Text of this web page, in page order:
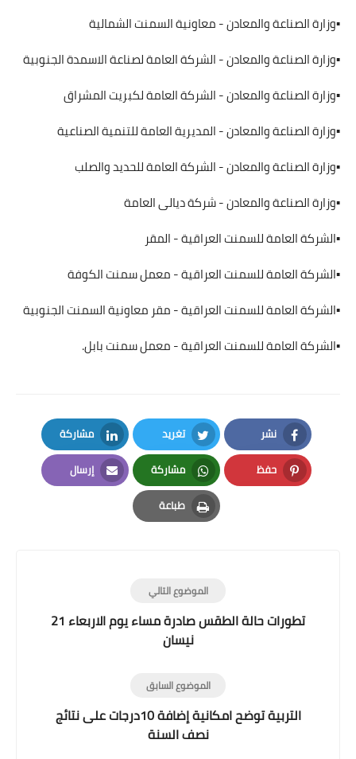
▪️وزارة الصناعة والمعادن - معاونية السمنت الشمالية
▪️وزارة الصناعة والمعادن - الشركة العامة لصناعة الاسمدة الجنوبية
▪️وزارة الصناعة والمعادن - الشركة العامة لكبريت المشراق
▪️وزارة الصناعة والمعادن - المديرية العامة للتنمية الصناعية
▪️وزارة الصناعة والمعادن - الشركة العامة للحديد والصلب
▪️وزارة الصناعة والمعادن - شركة ديالى العامة
▪️الشركة العامة للسمنت العراقية - المقر
▪️الشركة العامة للسمنت العراقية - معمل سمنت الكوفة
▪️الشركة العامة للسمنت العراقية - مقر معاونية السمنت الجنوبية
▪️الشركة العامة للسمنت العراقية - معمل سمنت بابل.
نشر
Facebook
تغريد
Twitter
مشاركة
LinkedIn
حفظ
Pinterest
مشاركة
Whatsapp
إرسال
Email
طباعة
Print
الموضوع التالي
تطورات حالة الطقس صادرة مساء يوم الاربعاء 21
نيسان
الموضوع السابق
التربية توضح امكانية إضافة 10درجات على نتائج
نصف السنة